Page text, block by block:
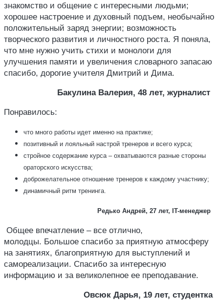
знакомство и общение с интересными людьми;
хорошее настроение и духовный подъем, необычайно
положительный заряд энергии; возможность
творческого развития и личностного роста. Я поняла,
что мне нужно учить стихи и монологи для
улучшения памяти и увеличения словарного запасаю
спасибо, дорогие учителя Дмитрий и Дима.
Бакулина Валерия, 48 лет, журналист
Понравилось:
что много работы идет именно на практике;
позитивный и лояльный настрой тренеров и всего курса;
стройное содержание курса – охватываются разные стороны
ораторского искусства;
доброжелательное отношение тренеров к каждому участнику;
динамичный ритм тренинга.
Редько Андрей, 27 лет, IT-менеджер
Общее впечатление – все отлично,
молодцы. Большое спасибо за приятную атмосферу
на занятиях, благоприятную для выступлений и
самореализации. Спасибо за интересную
информацию и за великолепное ее преподавание.
Овсюк Дарья, 19 лет, студентка